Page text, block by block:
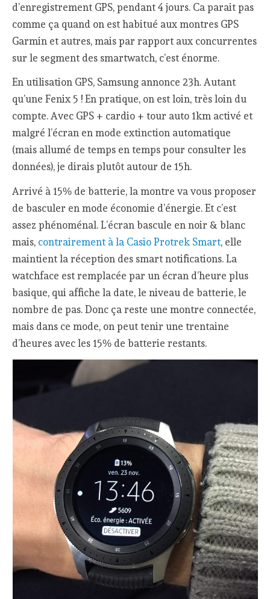
d’enregistrement GPS, pendant 4 jours. Ca parait pas
comme ça quand on est habitué aux montres GPS
Garmin et autres, mais par rapport aux concurrentes
sur le segment des smartwatch, c’est énorme.
En utilisation GPS, Samsung annonce 23h. Autant
qu’une Fenix 5 ! En pratique, on est loin, très loin du
compte. Avec GPS + cardio + tour auto 1km activé et
malgré l’écran en mode extinction automatique
(mais allumé de temps en temps pour consulter les
données), je dirais plutôt autour de 15h.
Arrivé à 15% de batterie, la montre va vous proposer
de basculer en mode économie d’énergie. Et c’est
assez phénoménal. L’écran bascule en noir & blanc
mais, contrairement à la Casio Protrek Smart, elle
maintient la réception des smart notifications. La
watchface est remplacée par un écran d’heure plus
basique, qui affiche la date, le niveau de batterie, le
nombre de pas. Donc ça reste une montre connectée,
mais dans ce mode, on peut tenir une trentaine
d’heures avec les 15% de batterie restants.